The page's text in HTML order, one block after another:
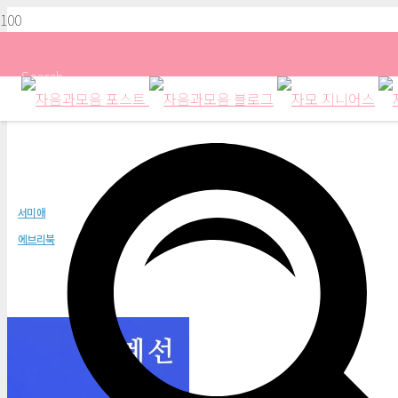
Search
서미애
에브리북